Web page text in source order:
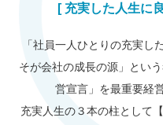
[ 充実した人生に
「社員一人ひとりの充実し
そが会社の成長の源」とい
営宣言」を最重要経
充実人生の３本の柱として